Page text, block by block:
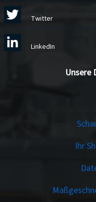
Twitter
LinkedIn
Unsere
Ihr